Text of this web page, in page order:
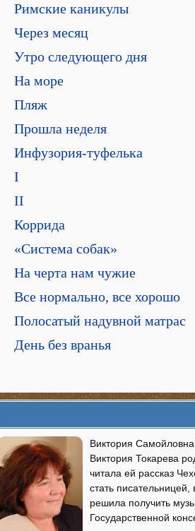
Римские каникулы
Через месяц
Утро следующего дня
На море
Пляж
Прошла неделя
Инфузория-туфелька
I
II
Коррида
«Система собак»
На черта нам чужие
Все нормально, все хорошо
Полосатый надувной матрас
День без вранья
Виктория
Виктория Токарева
читала ей рассказ
стать
решила получить
Государственной